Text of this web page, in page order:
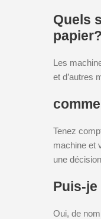
Quels
papier?
Les
et d’autres
Tenez
machine et
une
Puis-
Oui, de